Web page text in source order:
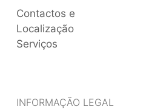
Contactos e
Localização
Serviços
INFORMAÇÃO LEGAL